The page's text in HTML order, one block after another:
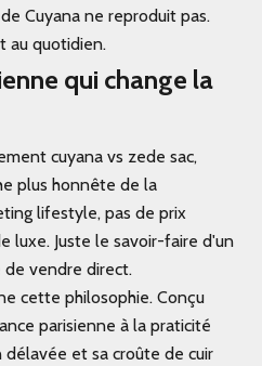
Cuyana ne reproduit pas.
au quotidien.
qui change la
cuyana vs zede sac,
plus honnête de la
lifestyle, pas de prix
luxe. Juste le savoir-faire d'un
de vendre direct.
cette philosophie. Conçu
parisienne à la praticité
et sa croûte de cuir